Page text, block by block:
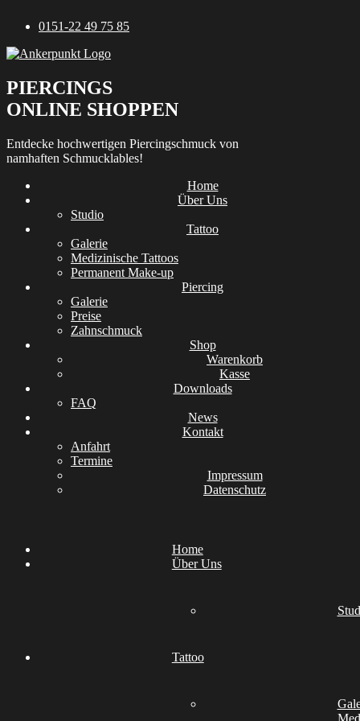
Inhalt
0151-22 49 75 85
PIERCINGS
ONLINE SHOPPEN
Entdecke hochwertigen Piercingschmuck von
namhaften Schmucklables!
Home
Über Uns
Studio
Tattoo
Galerie
Medizinische Tattoos
Permanent Make-up
Piercing
Galerie
Preise
Zahnschmuck
Shop
Warenkorb
Kasse
Downloads
FAQ
News
Kontakt
Anfahrt
Termine
Impressum
Datenschutz
Home
Über Uns
Tattoo